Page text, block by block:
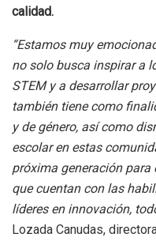
calidad.
“Estamos muy
no solo busca inspirar a
STEM y a desarrollar
también tiene como
y de género, así como
escolar en estas
próxima generación
que cuentan con las
líderes en innovación,
Lozada Canudas,